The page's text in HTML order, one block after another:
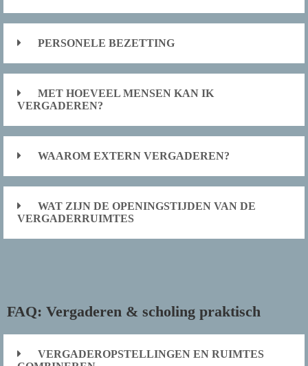
PERSONELE BEZETTING
MET HOEVEEL MENSEN KAN IK
VERGADEREN?
WAAROM EXTERN VERGADEREN?
WAT ZIJN DE OPENINGSTIJDEN VAN DE
VERGADERRUIMTES
FAQ: Vergaderen & scholing praktisch
VERGADEROPSTELLINGEN EN RUIMTES